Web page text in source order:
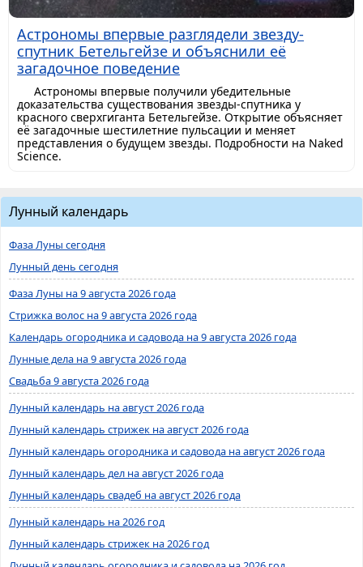
Астрономы впервые разглядели звезду-
спутник Бетельгейзе и объяснили её
загадочное поведение
Астрономы впервые получили убедительные
доказательства существования звезды-спутника у
красного сверхгиганта Бетельгейзе. Открытие объясняет
её загадочные шестилетние пульсации и меняет
представления о будущем звезды. Подробности на Naked
Science.
Лунный календарь
Фаза Луны сегодня
Лунный день сегодня
Фаза Луны на 9 августа 2026 года
Стрижка волос на 9 августа 2026 года
Календарь огородника и садовода на 9 августа 2026 года
Лунные дела на 9 августа 2026 года
Свадьба 9 августа 2026 года
Лунный календарь на август 2026 года
Лунный календарь стрижек на август 2026 года
Лунный календарь огородника и садовода на август 2026 года
Лунный календарь дел на август 2026 года
Лунный календарь свадеб на август 2026 года
Лунный календарь на 2026 год
Лунный календарь стрижек на 2026 год